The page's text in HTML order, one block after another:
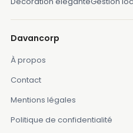
Davancorp
À propos
Contact
Mentions légales
Politique de confidentialité